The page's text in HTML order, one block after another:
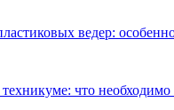
ведер:
что необходимо